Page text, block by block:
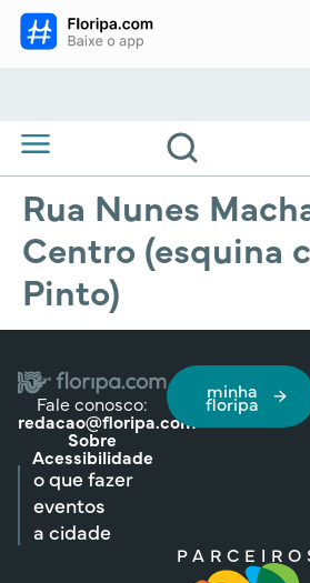
Rua Nunes
Centro (esquina
Pinto)
Fale conosco:
redacao@floripa.com
Sobre
Acessibilidade
minha
floripa
o que fazer
eventos
a cidade